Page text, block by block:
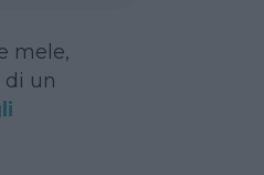
mele,
di un